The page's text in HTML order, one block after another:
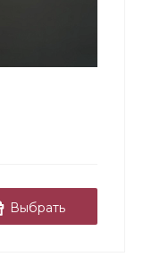
Выбрать